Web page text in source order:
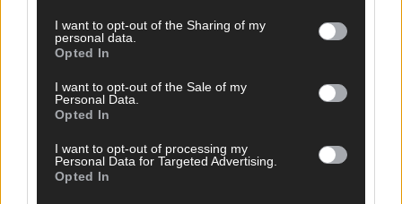
I want to opt-out of the Sharing of my
personal data.
Opted In
I want to opt-out of the Sale of my
Personal Data.
Opted In
I want to opt-out of processing my
Personal Data for Targeted Advertising.
Opted In
JJ hat den Abend gerettet – der Rest des ESC-Halbfinales
war solide, aber kein Feuerwerk
ESC-Halbfinale 2: Das sagen die Wettquoten – vier sicher,
sechs zittern, einer chancenlos!
Mai 2026